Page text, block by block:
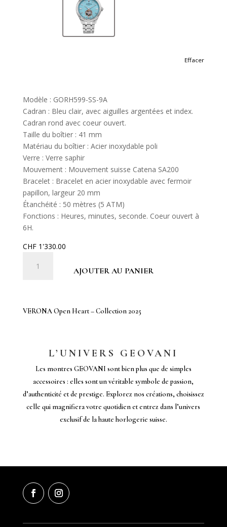
GORH599-SS-9A
Effacer
Modèle : GORH599-SS-9A
Cadran : Bleu clair, avec aiguilles argentées et index.
Cadran rond avec coeur ouvert.
Taille du boîtier : 41 mm
Matériau du boîtier : Acier inoxydable poli
Verre : Verre saphir
Mouvement : Mouvement suisse Catena SA200
Bracelet : Bracelet en acier inoxydable avec fermoir
papillon, largeur 20 mm
Étanchéité : 50 mètres (5 ATM)
Fonctions : Heures, minutes, seconde. Coeur ouvert à
6H.
CHF1'330.00
–
AJOUTER AU PANIER
VERONA Open Heart – Collection 2025
L’UNIVERS GEOVANI
Les montres GEOVANI sont bien plus que de simples
accessoires : elles sont un véritable symbole de passion,
d’authenticité et de prestige. Explorez nos créations, choisissez
celle qui magnifiera votre quotidien et entrez dans l’univers
exclusif de la haute horlogerie suisse.